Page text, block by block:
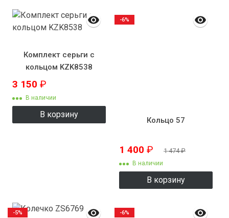
Комплект серьги с
кольцом KZK8538
3 150 ₽
В наличии
В корзину
Кольцо 57
1 400 ₽ 1 474₽
В наличии
В корзину
-6%
-5% -6%